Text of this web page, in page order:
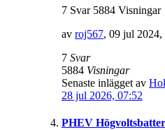
7 Svar 5884 Visningar
av roj567, 09 jul 2024,
7 Svar
5884 Visningar
Senaste inlägget av
28 jul 2026, 07:52
PHEV